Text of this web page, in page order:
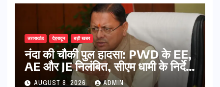
उत्तराखंड देहरादून बड़ी खबर
नंदा की चौकी पुल हादसा: PWD के EE,
AE और JE निलंबित, सीएम धामी के निर्देश
पर सख्त कार्रवाई
AUGUST 8, 2026 ADMIN